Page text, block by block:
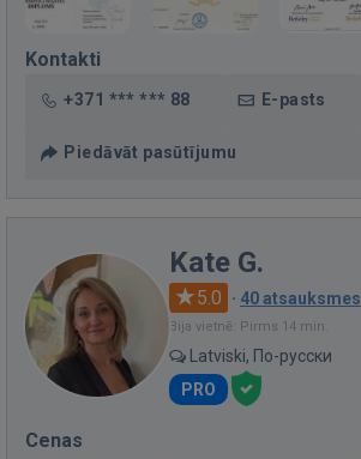
Kontakti
+371 *** *** 88 E-pasts
Piedāvāt pasūtījumu
Kate G.
5.0 · 40 atsauksmes
Bija vietnē: Pirms 14 min.
Latviski, По-русски
PRO
Cenas